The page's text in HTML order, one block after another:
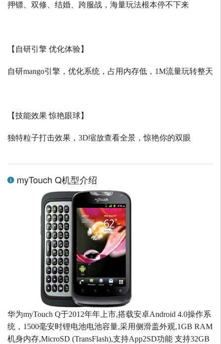
押镖、双修、结婚、跨服战，海量玩法根本停不下来
【自研引擎 优化体验】
自研mango引擎，优化系统，占用内存低， 1M流量玩转整天
【技能效果 惊艳眼球】
独特粒子打击效果， 3D缩放查看全景，惊艳你的双眼
myTouch Q机型介绍
华为myTouch Q于2012年年上市,搭载安卓Android 4.0操作系
统，1500毫安时锂电池电池容量,采用侧滑盖外观,1GB RAM
机身内存,MicroSD (TransFlash),支持App2SD功能 支持32GB